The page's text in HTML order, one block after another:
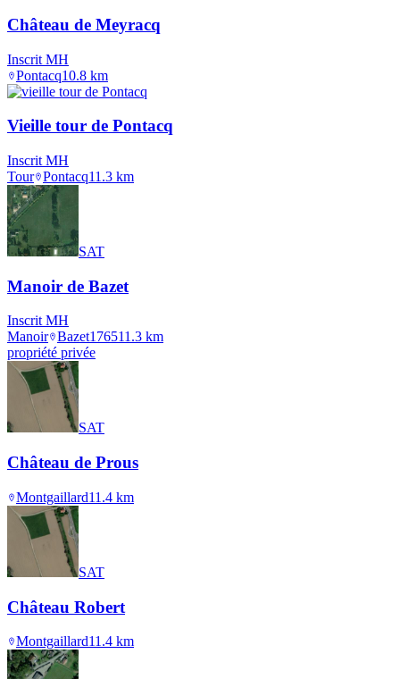
Château de Meyracq
Inscrit MH
Pontacq10.8 km
Vieille tour de Pontacq
Inscrit MH
Tour Pontacq11.3 km
SAT
Manoir de Bazet
Inscrit MH
Manoir Bazet176511.3 km
propriété privée
SAT
Château de Prous
Montgaillard11.4 km
SAT
Château Robert
Montgaillard11.4 km